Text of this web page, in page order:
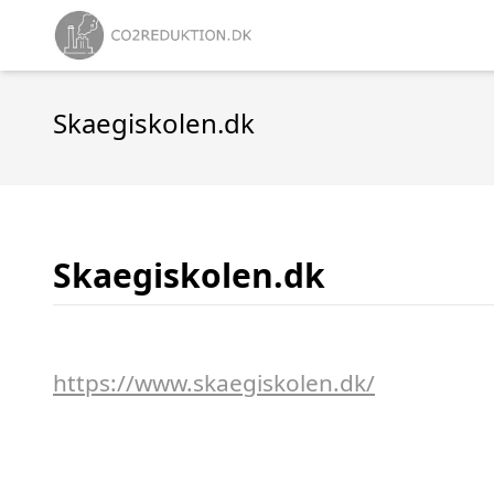
Skaegiskolen.dk
Skaegiskolen.dk
https://www.skaegiskolen.dk/